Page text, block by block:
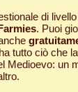
di
. Puoi
tutto ciò che
Medioevo: un